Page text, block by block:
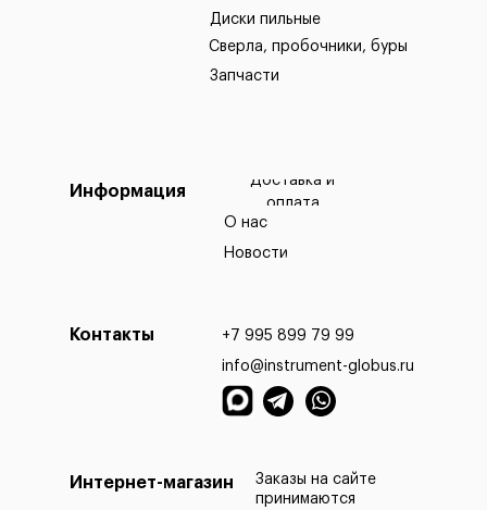
Заказы на сайте
принимаются
Информация
Контакты
+7 995 899 79 99
info@instrument-globus.ru
Интернет-магазин
Диски пильные
Сверла, пробочники, буры
Запчасти
Доставка и
оплата
О нас
Новости